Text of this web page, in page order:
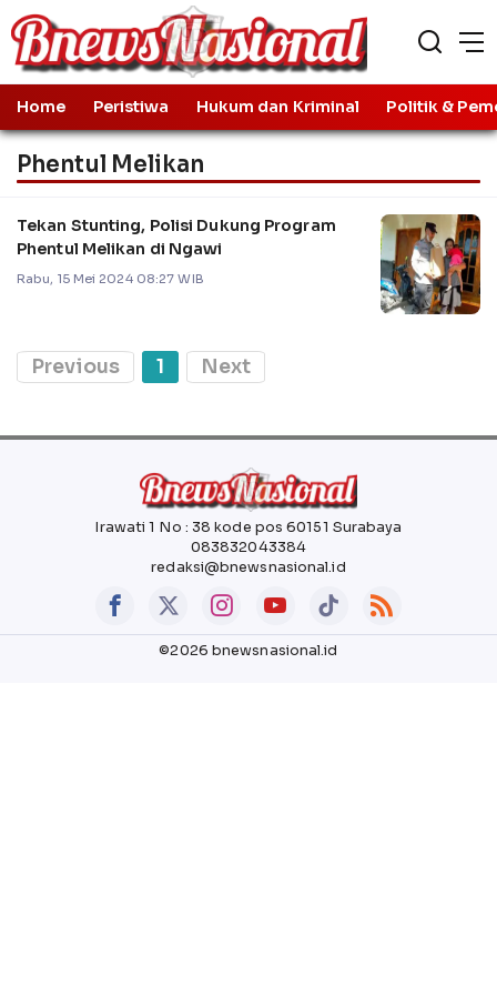
Home Peristiwa Hukum dan Kriminal Politik &
Phentul Melikan
Tekan Stunting, Polisi Dukung Program
Phentul Melikan di Ngawi
Rabu, 15 Mei 2024 08:27 WIB
Previous 1 Next
Irawati 1 No : 38 kode pos 60151 Surabaya
083832043384
redaksi@bnewsnasional.id
©2026 bnewsnasional.id